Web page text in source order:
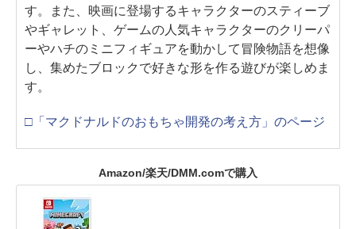
す。また、映画に登場するキャラクターのスティーブ
やギャレット、ゲームの人気キャラクターのクリーパ
ーやハチのミニフィギュアを動かして冒険物語を想像
し、集めたブロックで好きな形を作る遊びが楽しめま
す。
□「マクドナルドのおもちゃ開発の考え方」のページ
Amazon/楽天/DMM.comで購入